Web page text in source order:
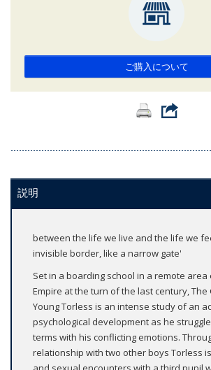
ご購入について
説明
between the life we live and the life we
invisible border, like a narrow gate'
Set in a boarding school in a remote
Empire at the turn of the last century,
Young Torless is an intense study of an
psychological development as he
terms with his conflicting emotions.
relationship with two other boys Torless